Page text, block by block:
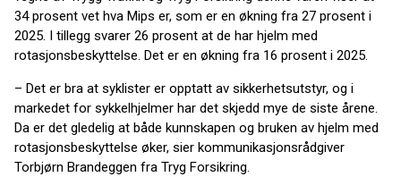
34 prosent vet hva Mips er, som er en økning fra 27 prosent i
2025. I tillegg svarer 26 prosent at de har hjelm med
rotasjonsbeskyttelse. Det er en økning fra 16 prosent i 2025.
– Det er bra at syklister er opptatt av sikkerhetsutstyr, og i
markedet for sykkelhjelmer har det skjedd mye de siste årene.
Da er det gledelig at både kunnskapen og bruken av hjelm med
rotasjonsbeskyttelse øker, sier kommunikasjonsrådgiver
Torbjørn Brandeggen fra Tryg Forsikring.